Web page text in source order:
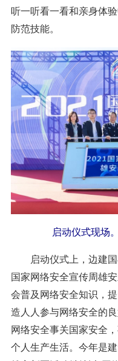
听一听看一看和亲身体
防范技能。
启动仪式现场
启动仪式上，边建国
国家网络安全宣传周雄
会普及网络安全知识，
造人人参与网络安全的
网络安全事关国家安全
个人生产生活。今年是